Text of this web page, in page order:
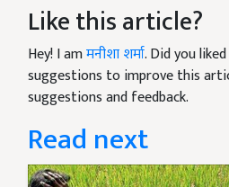
Like this article?
Hey! I amमनीशा शर्मा. Did you
suggestions to improve this
suggestions and feedback.
Read next